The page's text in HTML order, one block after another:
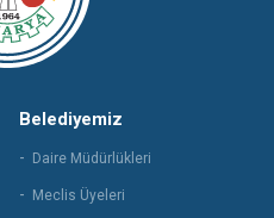
Belediyemiz
Daire Müdürlükleri
Meclis Üyeleri